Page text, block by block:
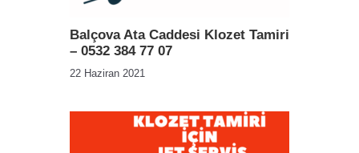
Balçova Ata Caddesi Klozet Tamiri
– 0532 384 77 07
22 Haziran 2021